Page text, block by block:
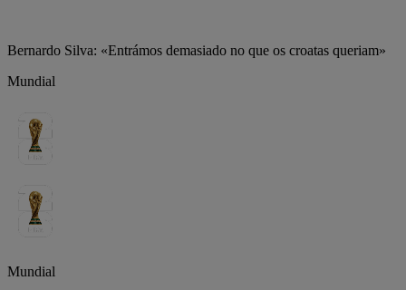
Bernardo Silva: «Entrámos demasiado no que os croatas queriam»
Mundial
Mundial